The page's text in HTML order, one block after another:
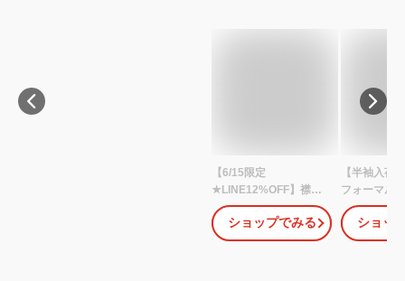
【6/15限定
★LINE12%OFF】襟付
きフォーマル ワンピー
ス 女の子 こども服 冠婚
葬祭 半袖 白襟 キッズ プ
ショップでみる
【半袖入荷
フォーマル
ンピース カ
の子 小学生
袖 発表会
ショッ